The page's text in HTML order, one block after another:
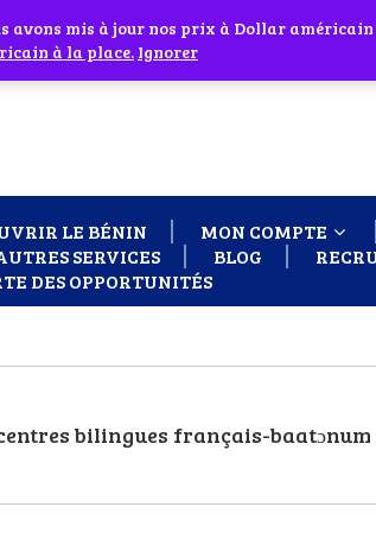
face
LE BÉNIN MON COMPTE
SERVICES BLOG
DES OPPORTUNITÉS
bilingues français-baatɔnum
nous par WhatsApp au +229 01 95 33 60 26
avons mis à jour nos prix à Dollar
à la place. Ignorer